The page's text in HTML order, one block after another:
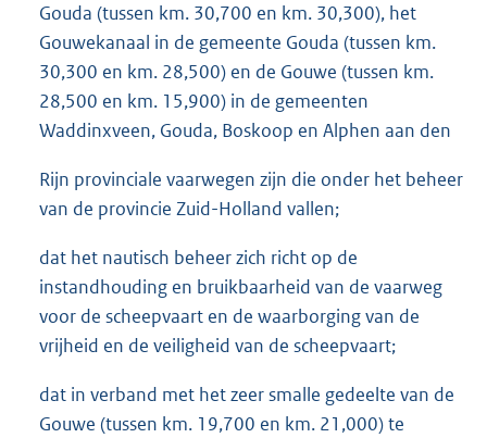
Gouda (tussen km. 30,700 en km. 30,300), het
Gouwekanaal in de gemeente Gouda (tussen km.
30,300 en km. 28,500) en de Gouwe (tussen km.
28,500 en km. 15,900) in de gemeenten
Waddinxveen, Gouda, Boskoop en Alphen aan den
Rijn provinciale vaarwegen zijn die onder het beheer
van de provincie Zuid-Holland vallen;
dat het nautisch beheer zich richt op de
instandhouding en bruikbaarheid van de vaarweg
voor de scheepvaart en de waarborging van de
vrijheid en de veiligheid van de scheepvaart;
dat in verband met het zeer smalle gedeelte van de
Gouwe (tussen km. 19,700 en km. 21,000) te